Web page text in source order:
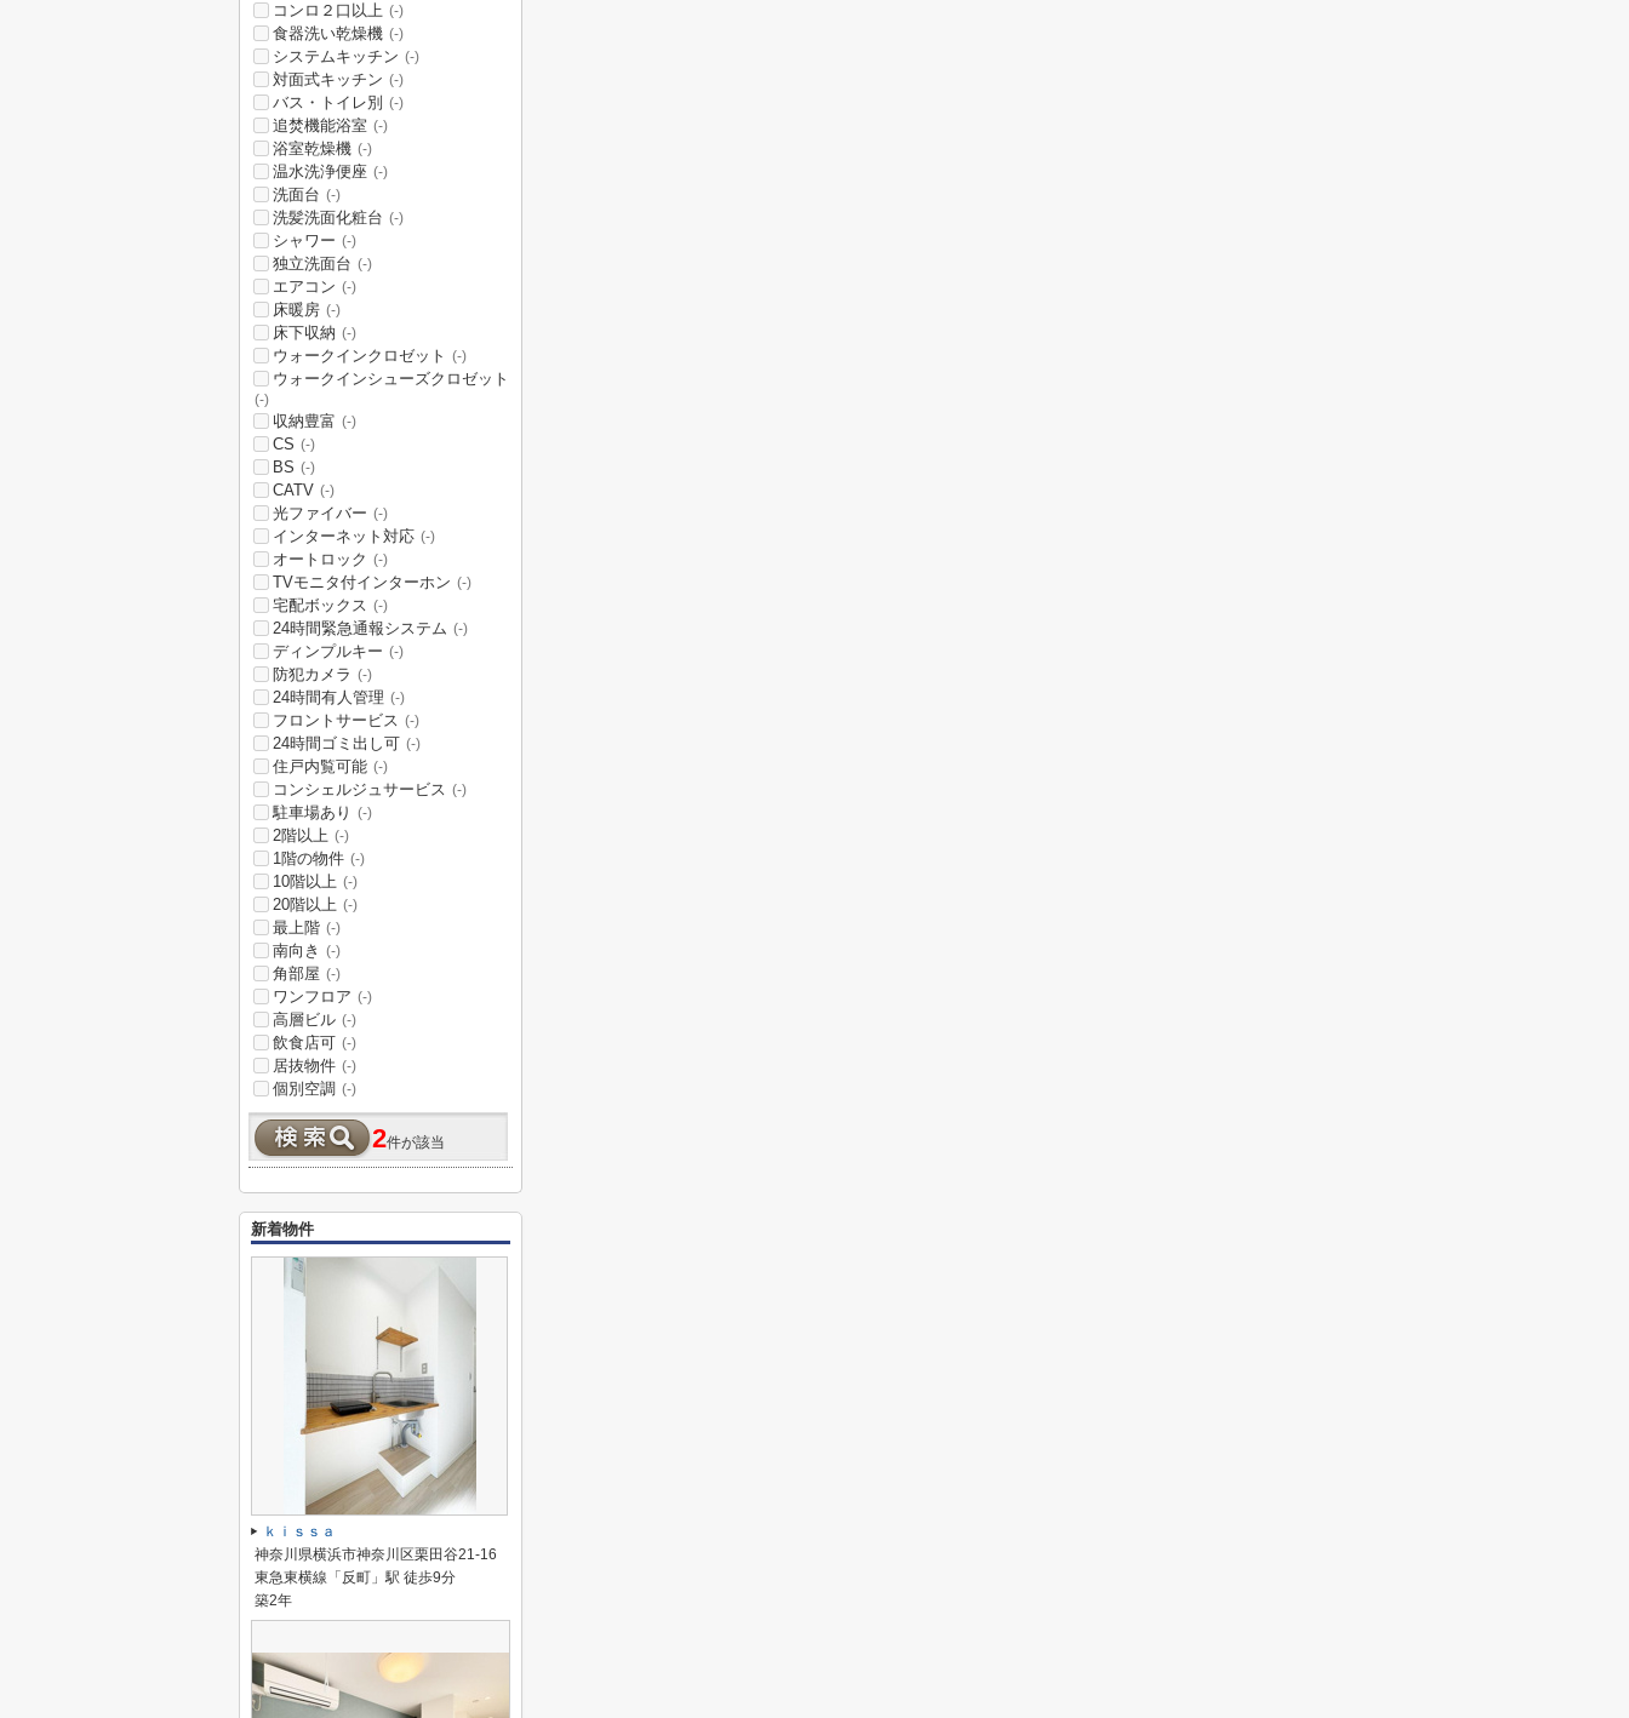
コンロ２口以上 (-)
食器洗い乾燥機 (-)
システムキッチン (-)
対面式キッチン (-)
バス・トイレ別 (-)
追焚機能浴室 (-)
浴室乾燥機 (-)
温水洗浄便座 (-)
洗面台 (-)
洗髪洗面化粧台 (-)
シャワー (-)
独立洗面台 (-)
エアコン (-)
床暖房 (-)
床下収納 (-)
ウォークインクロゼット (-)
ウォークインシューズクロゼット
(-)
収納豊富 (-)
CS (-)
BS (-)
CATV (-)
光ファイバー (-)
インターネット対応 (-)
オートロック (-)
TVモニタ付インターホン (-)
宅配ボックス (-)
24時間緊急通報システム (-)
ディンプルキー (-)
防犯カメラ (-)
24時間有人管理 (-)
フロントサービス (-)
24時間ゴミ出し可 (-)
住戸内覧可能 (-)
コンシェルジュサービス (-)
駐車場あり (-)
2階以上 (-)
1階の物件 (-)
10階以上 (-)
20階以上 (-)
最上階 (-)
南向き (-)
角部屋 (-)
ワンフロア (-)
高層ビル (-)
飲食店可 (-)
居抜物件 (-)
個別空調 (-)
2件が該当
新着物件
ｋｉｓｓａ
神奈川県横浜市神奈川区栗田谷21-16
東急東横線「反町」駅 徒歩9分
築2年